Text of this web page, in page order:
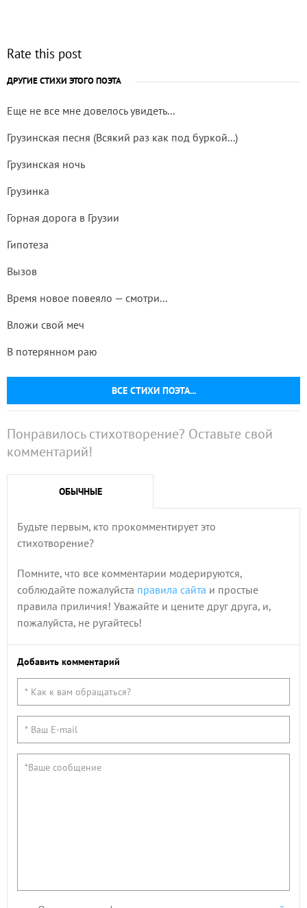
Rate this post
ДРУГИЕ СТИХИ ЭТОГО ПОЭТА
ВСЕ СТИХИ ПОЭТА...
Еще не все мне довелось увидеть...
Грузинская песня (Всякий раз как под буркой...)
Грузинская ночь
Грузинка
Горная дорога в Грузии
Гипотеза
Вызов
Время новое повеяло — смотри...
Вложи свой меч
В потерянном раю
Понравилось стихотворение? Оставьте свой
комментарий!
ОБЫЧНЫЕ
Будьте первым, кто прокомментирует это
стихотворение?
Помните, что все комментарии модерируются,
соблюдайте пожалуйста правила сайта и простые
правила приличия! Уважайте и цените друг друга, и,
пожалуйста, не ругайтесь!
Добавить комментарий